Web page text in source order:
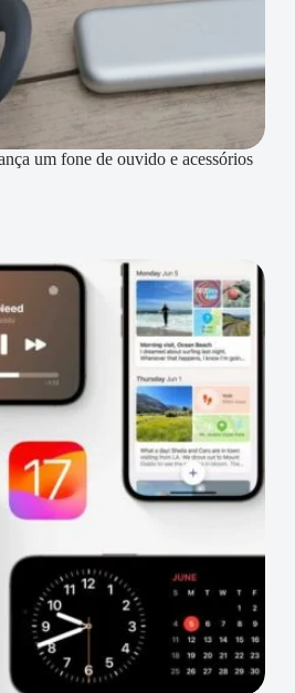
um fone de ouvido e acessórios